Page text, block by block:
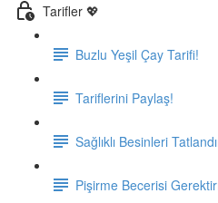
Tarifler 💖
Buzlu Yeşil Çay Tarifi!
Tariflerini Paylaş!
Sağlıklı Besinleri
Pişirme Becerisi